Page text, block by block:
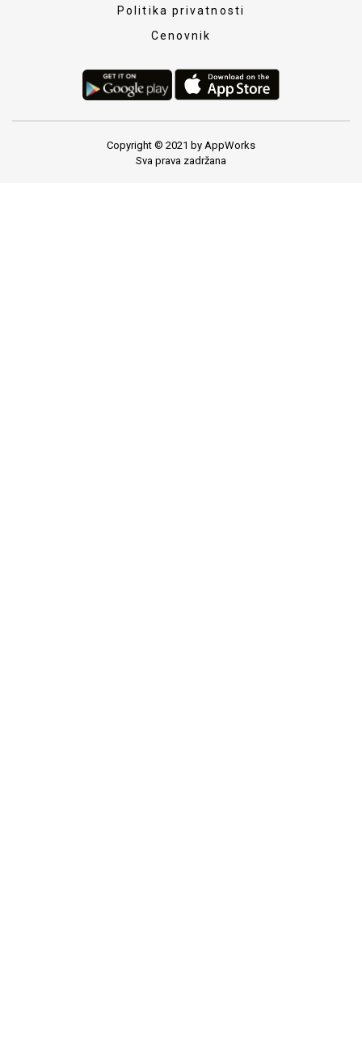
Politika privatnosti
Cenovnik
Copyright © 2021 by AppWorks
Sva prava zadržana